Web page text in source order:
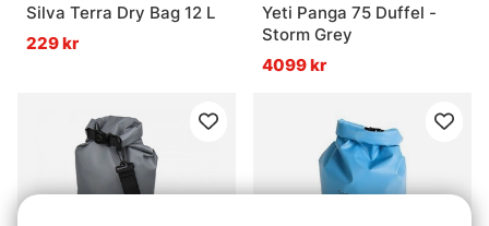
Silva Terra Dry Bag 12 L
229 kr
Yeti Panga 75 Duffel -
Storm Grey
4099 kr